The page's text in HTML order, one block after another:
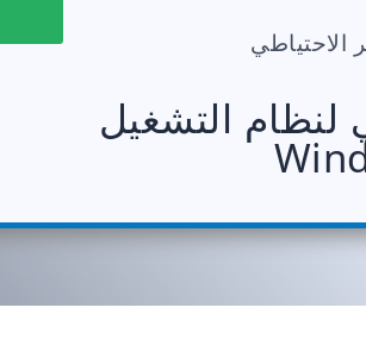
الاحتياطي
لنظام التشغيل